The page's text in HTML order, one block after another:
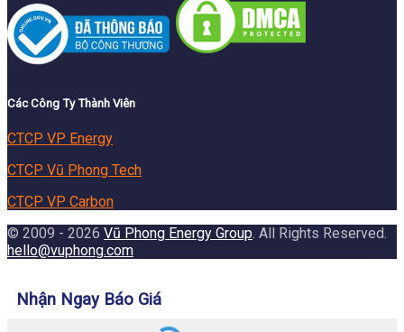
Các Công Ty Thành Viên
CTCP VP Energy
CTCP Vũ Phong Tech
CTCP VP Carbon
© 2009 - 2026 Vũ Phong Energy Group. All Rights Reserved.
hello@vuphong.com
Nhận Ngay Báo Giá